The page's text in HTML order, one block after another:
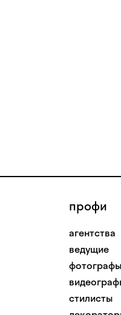
профи
агентства
ведущие
фотографы
стилисты